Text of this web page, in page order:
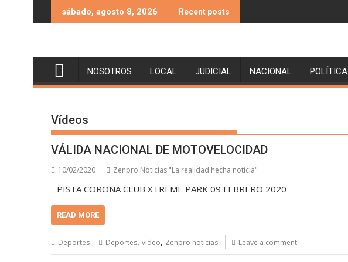
to
sábado, agosto 8, 2026 Recent posts
NOSOTROS LOCAL JUDICIAL NACIONAL POLÍTICA
Vídeos
VÁLIDA NACIONAL DE MOTOVELOCIDAD
10/02/2020 Zenpro Noticias "La realidad hecha noticia"
PISTA CORONA CLUB XTREME PARK 09 FEBRERO 2020
READ MORE
Deportes Deportes, video, Zenpro noticias Leave a comment